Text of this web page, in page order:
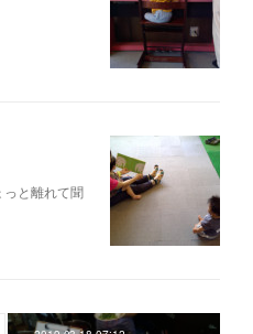
っと離れて聞